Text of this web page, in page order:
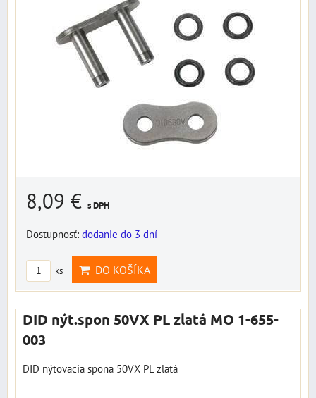
8,09 € s DPH
Dostupnosť: dodanie do 3 dní
ks DO KOŠÍKA
DID nýt.spon 50VX PL zlatá MO 1-655-
003
DID nýtovacia spona 50VX PL zlatá